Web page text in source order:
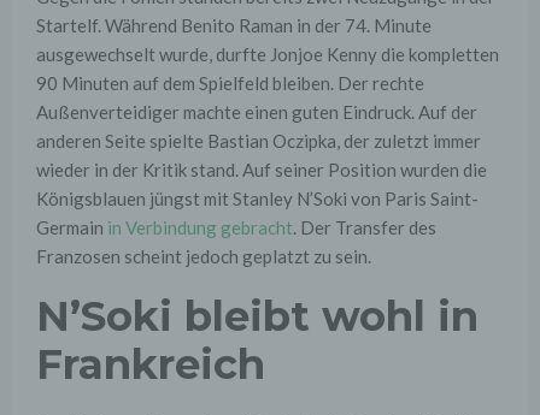
Startelf. Während Benito Raman in der 74. Minute
ausgewechselt wurde, durfte Jonjoe Kenny die kompletten
90 Minuten auf dem Spielfeld bleiben. Der rechte
Außenverteidiger machte einen guten Eindruck. Auf der
anderen Seite spielte Bastian Oczipka, der zuletzt immer
wieder in der Kritik stand. Auf seiner Position wurden die
Königsblauen jüngst mit Stanley N’Soki von Paris Saint-
Germain in Verbindung gebracht. Der Transfer des
Franzosen scheint jedoch geplatzt zu sein.
N’Soki bleibt wohl in
Frankreich